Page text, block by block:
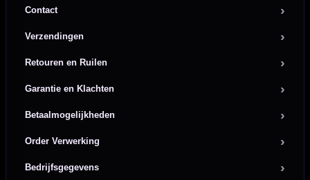
Contact
Verzendingen
Retouren en Ruilen
Garantie en Klachten
Betaalmogelijkheden
Order Verwerking
Bedrijfsgegevens